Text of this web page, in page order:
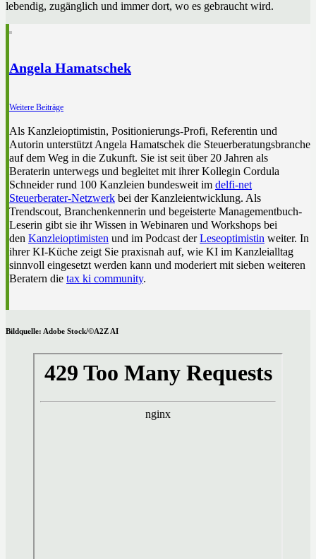
lebendig, zugänglich und immer dort, wo es gebraucht wird.
Angela Hamatschek
Weitere Beiträge
Als Kanzleioptimistin, Positionierungs-Profi, Referentin und
Autorin unterstützt Angela Hamatschek die Steuerberatungsbranche
auf dem Weg in die Zukunft. Sie ist seit über 20 Jahren als
Beraterin unterwegs und begleitet mit ihrer Kollegin Cordula
Schneider rund 100 Kanzleien bundesweit im delfi-net
Steuerberater-Netzwerk bei der Kanzleientwicklung. Als
Trendscout, Branchenkennerin und begeisterte Managementbuch-
Leserin gibt sie ihr Wissen in Webinaren und Workshops bei
den Kanzleioptimisten und im Podcast derLeseoptimistin weiter. In
ihrer KI-Küche zeigt Sie praxisnah auf, wie KI im Kanzleialltag
sinnvoll eingesetzt werden kann und moderiert mit sieben weiteren
Beratern die tax ki community.
Bildquelle: Adobe Stock/©A2Z AI